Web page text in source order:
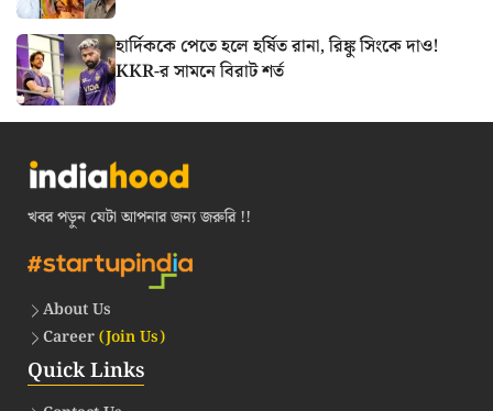
হার্দিককে পেতে হলে হর্ষিত রানা, রিঙ্কু সিংকে দাও!
KKR-র সামনে বিরাট শর্ত
খবর পড়ুন যেটা আপনার জন্য জরুরি !!
About Us
Career(Join Us)
Quick Links